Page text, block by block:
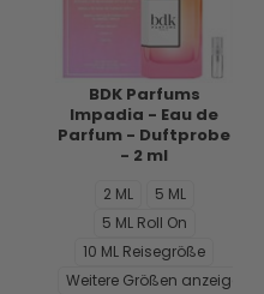
BDK Parfums
Impadia - Eau de
Parfum - Duftprobe
- 2 ml
2 ML
5 ML
5 ML Roll On
10 ML Reisegröße
Weitere Größen anzeigen...